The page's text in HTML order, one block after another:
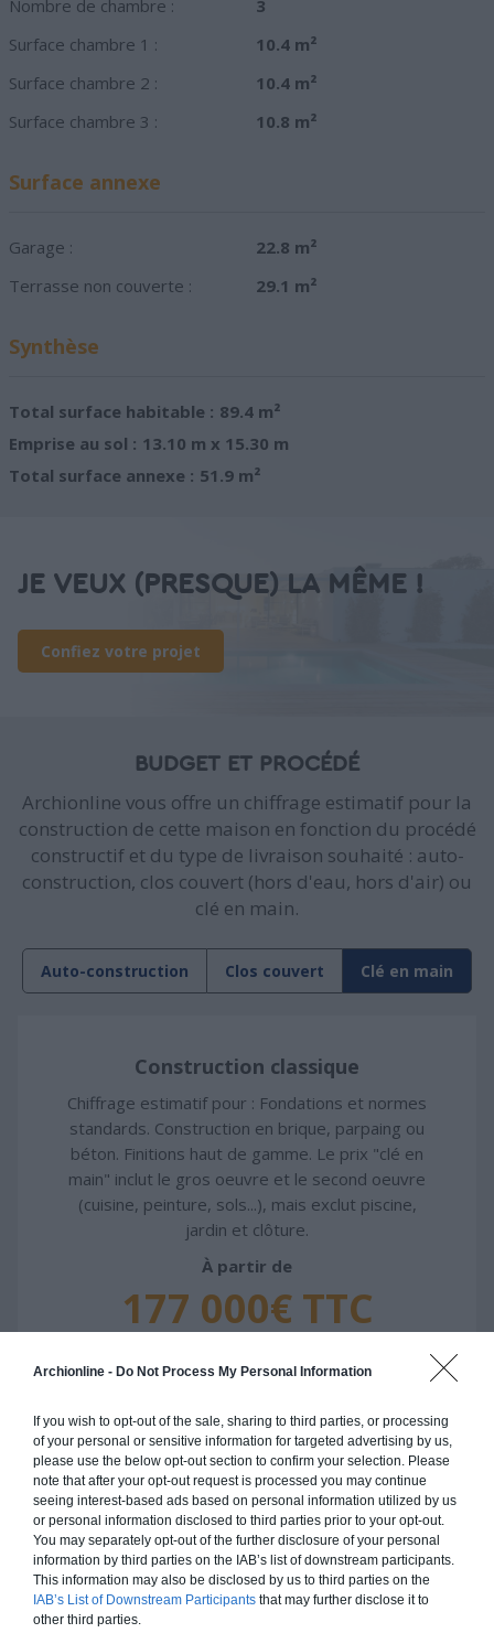
Archionline - Do Not Process My Personal Information
If you wish to opt-out of the sale, sharing to third parties, or processing
of your personal or sensitive information for targeted advertising by us,
please use the below opt-out section to confirm your selection. Please
note that after your opt-out request is processed you may continue
seeing interest-based ads based on personal information utilized by us
or personal information disclosed to third parties prior to your opt-out.
You may separately opt-out of the further disclosure of your personal
information by third parties on the IAB’s list of downstream participants.
This information may also be disclosed by us to third parties on the
IAB’s List of Downstream Participants that may further disclose it to
other third parties.
Nombre de chambre :
3
Surface chambre 1 :
10.4 m²
Surface chambre 2 :
10.4 m²
Surface chambre 3 :
10.8 m²
Surface annexe
Garage :
22.8 m²
Terrasse non couverte :
29.1 m²
Synthèse
Total surface habitable : 89.4 m²
Emprise au sol : 13.10 m x 15.30 m
Total surface annexe : 51.9 m²
JE VEUX (PRESQUE) LA MÊME !
Confiez votre projet
BUDGET ET PROCÉDÉ
Archionline vous offre un chiffrage estimatif pour la
construction de cette maison en fonction du procédé
constructif et du type de livraison souhaité : auto-
construction, clos couvert (hors d'eau, hors d'air) ou
clé en main.
Auto-construction Clos couvert Clé en main
Construction classique
Chiffrage estimatif pour : Fondations et normes
standards. Construction en brique, parpaing ou
béton. Finitions haut de gamme. Le prix "clé en
main" inclut le gros oeuvre et le second oeuvre
(cuisine, peinture, sols...), mais exclut piscine,
jardin et clôture.
À partir de
177 000€ TTC
Construction ossature bois
Chiffrage estimatif pour : Fondations et normes
standards. Construction en ossature bois isolé.
Finitions haut de gamme. Le prix "clé en main"
inclut le gros oeuvre et le second oeuvre (cuisine,